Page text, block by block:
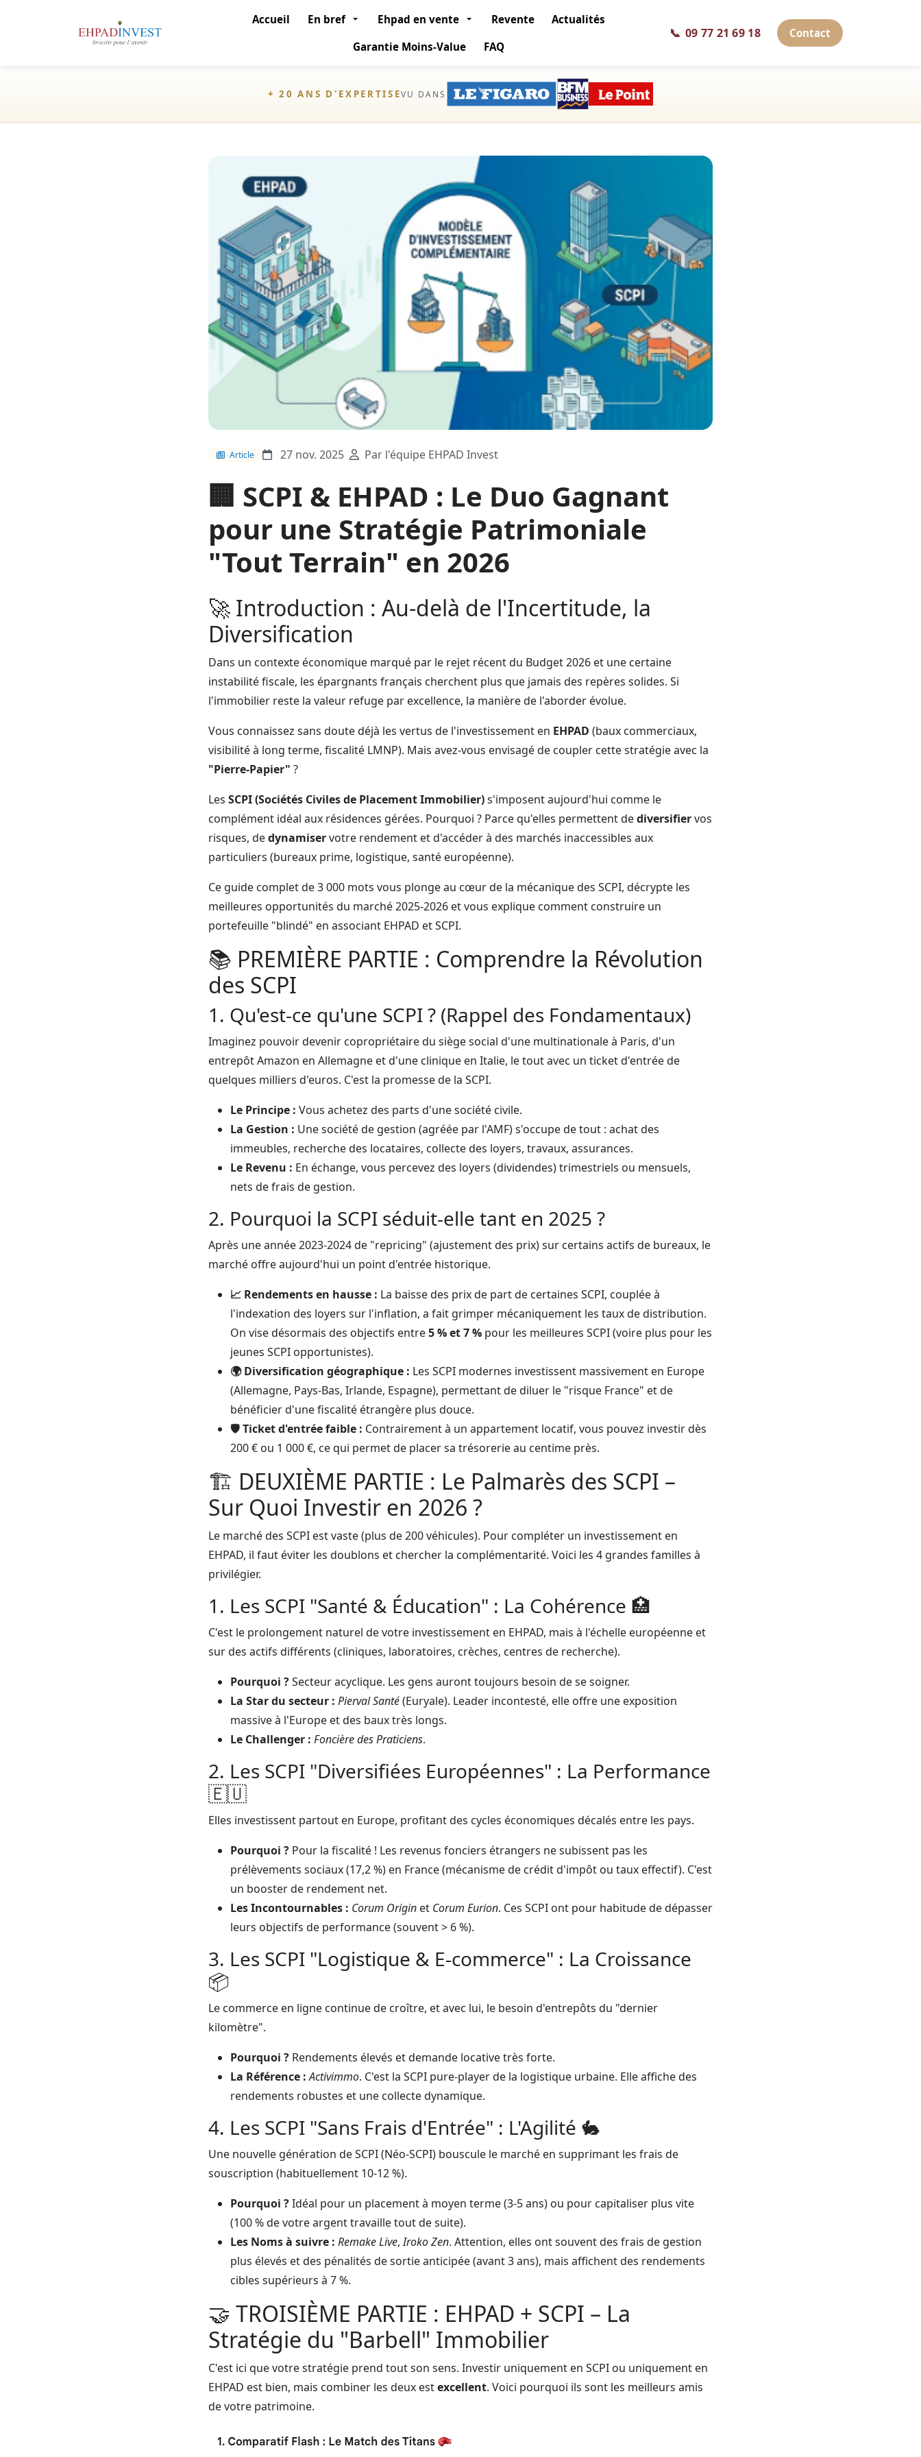
Accueil En bref Ehpad en vente Revente
Actualités
Garantie Moins-Value
FAQ
📞 09 77 21 69 18 Contact
+ 20 ANS D'EXPERTISEVU DANS
Article 27 nov. 2025 Par l'équipe EHPAD Invest
🏢 SCPI & EHPAD : Le Duo Gagnant
pour une Stratégie Patrimoniale
"Tout Terrain" en 2026
🚀 Introduction : Au-delà de l'Incertitude, la
Diversification
Dans un contexte économique marqué par le rejet récent du Budget 2026 et une certaine
instabilité fiscale, les épargnants français cherchent plus que jamais des repères solides. Si
l'immobilier reste la valeur refuge par excellence, la manière de l'aborder évolue.
Vous connaissez sans doute déjà les vertus de l'investissement en EHPAD (baux commerciaux,
visibilité à long terme, fiscalité LMNP). Mais avez-vous envisagé de coupler cette stratégie avec la
"Pierre-Papier" ?
Les SCPI (Sociétés Civiles de Placement Immobilier)s'imposent aujourd'hui comme le
complément idéal aux résidences gérées. Pourquoi ? Parce qu'elles permettent dediversifiervos
risques, dedynamiservotre rendement et d'accéder à des marchés inaccessibles aux
particuliers (bureaux prime, logistique, santé européenne).
Ce guide complet de 3 000 mots vous plonge au cœur de la mécanique des SCPI, décrypte les
meilleures opportunités du marché 2025-2026 et vous explique comment construire un
portefeuille "blindé" en associant EHPAD et SCPI.
📚 PREMIÈRE PARTIE : Comprendre la Révolution
des SCPI
1. Qu'est-ce qu'une SCPI ? (Rappel des Fondamentaux)
Imaginez pouvoir devenir copropriétaire du siège social d'une multinationale à Paris, d'un
entrepôt Amazon en Allemagne et d'une clinique en Italie, le tout avec un ticket d'entrée de
quelques milliers d'euros. C'est la promesse de la SCPI.
Le Principe : Vous achetez des parts d'une société civile.
La Gestion : Une société de gestion (agréée par l'AMF) s'occupe de tout : achat des
immeubles, recherche des locataires, collecte des loyers, travaux, assurances.
Le Revenu : En échange, vous percevez des loyers (dividendes) trimestriels ou mensuels,
nets de frais de gestion.
2. Pourquoi la SCPI séduit-elle tant en 2025 ?
Après une année 2023-2024 de "repricing" (ajustement des prix) sur certains actifs de bureaux, le
marché offre aujourd'hui un point d'entrée historique.
📈 Rendements en hausse : La baisse des prix de part de certaines SCPI, couplée à
l'indexation des loyers sur l'inflation, a fait grimper mécaniquement les taux de distribution.
On vise désormais des objectifs entre5 % et 7 % pour les meilleures SCPI (voire plus pour les
jeunes SCPI opportunistes).
🌍 Diversification géographique : Les SCPI modernes investissent massivement en Europe
(Allemagne, Pays-Bas, Irlande, Espagne), permettant de diluer le "risque France" et de
bénéficier d'une fiscalité étrangère plus douce.
🛡️ Ticket d'entrée faible : Contrairement à un appartement locatif, vous pouvez investir dès
200 € ou 1 000 €, ce qui permet de placer sa trésorerie au centime près.
🏗️ DEUXIÈME PARTIE : Le Palmarès des SCPI –
Sur Quoi Investir en 2026 ?
Le marché des SCPI est vaste (plus de 200 véhicules). Pour compléter un investissement en
EHPAD, il faut éviter les doublons et chercher la complémentarité. Voici les 4 grandes familles à
privilégier.
1. Les SCPI "Santé & Éducation" : La Cohérence 🏥
C'est le prolongement naturel de votre investissement en EHPAD, mais à l'échelle européenne et
sur des actifs différents (cliniques, laboratoires, crèches, centres de recherche).
Pourquoi ?Secteur acyclique. Les gens auront toujours besoin de se soigner.
La Star du secteur : Pierval Santé(Euryale). Leader incontesté, elle offre une exposition
massive à l'Europe et des baux très longs.
Le Challenger : Foncière des Praticiens.
2. Les SCPI "Diversifiées Européennes" : La Performance
🇪🇺
Elles investissent partout en Europe, profitant des cycles économiques décalés entre les pays.
Pourquoi ? Pour la fiscalité ! Les revenus fonciers étrangers ne subissent pas les
prélèvements sociaux (17,2 %) en France (mécanisme de crédit d'impôt ou taux effectif). C'est
un booster de rendement net.
Les Incontournables : Corum Origin et Corum Eurion. Ces SCPI ont pour habitude de dépasser
leurs objectifs de performance (souvent > 6 %).
3. Les SCPI "Logistique & E-commerce" : La Croissance
📦
Le commerce en ligne continue de croître, et avec lui, le besoin d'entrepôts du "dernier
kilomètre".
Pourquoi ? Rendements élevés et demande locative très forte.
La Référence : Activimmo. C'est la SCPI pure-player de la logistique urbaine. Elle affiche des
rendements robustes et une collecte dynamique.
4. Les SCPI "Sans Frais d'Entrée" : L'Agilité 🐇
Une nouvelle génération de SCPI (Néo-SCPI) bouscule le marché en supprimant les frais de
souscription (habituellement 10-12 %).
Pourquoi ?Idéal pour un placement à moyen terme (3-5 ans) ou pour capitaliser plus vite
(100 % de votre argent travaille tout de suite).
Les Noms à suivre : Remake Live,Iroko Zen. Attention, elles ont souvent des frais de gestion
plus élevés et des pénalités de sortie anticipée (avant 3 ans), mais affichent des rendements
cibles supérieurs à 7 %.
🤝 TROISIÈME PARTIE : EHPAD + SCPI – La
Stratégie du "Barbell" Immobilier
C'est ici que votre stratégie prend tout son sens. Investir uniquement en SCPI ou uniquement en
EHPAD est bien, mais combiner les deux estexcellent. Voici pourquoi ils sont les meilleurs amis
de votre patrimoine.